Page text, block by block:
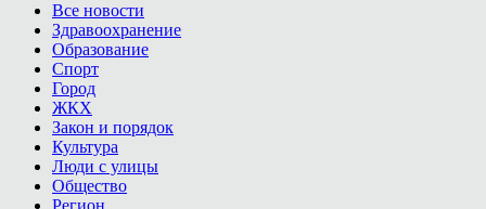
Все новости
Здравоохранение
Образование
Спорт
Город
ЖКХ
Закон и порядок
Культура
Люди с улицы
Общество
Регион